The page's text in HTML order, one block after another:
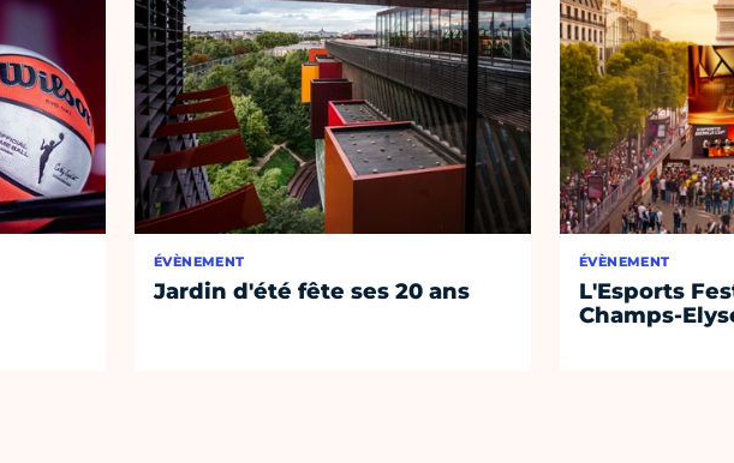
ÉVÈNEMENT
Jardin d'été fête ses 20 ans
ÉVÈNEMENT
L'Esports
Champs-